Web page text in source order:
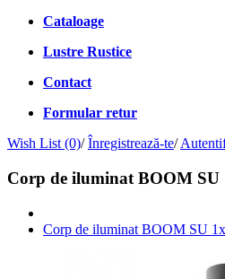
Cataloage
Lustre Rustice
Contact
Formular retur
Wish List (0)/ Înregistrează-te/
Corp de iluminat BOOM SU
Corp de iluminat BOOM SU